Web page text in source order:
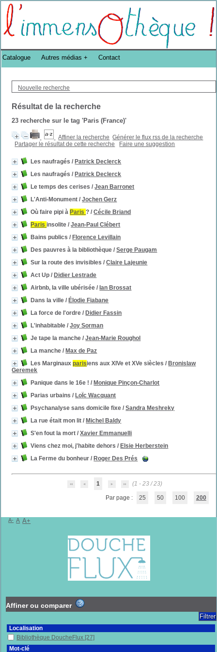
Bibliothèque DoucheFLUX Bibliotheek -->
Nouvelle recherche
Résultat de la recherche
23 recherche sur le tag'Paris (France)'
Affiner la recherche Générer le flux rss de la recherche
Partager le résultat de cette recherche
Faire une suggestion
Les naufragés / Patrick Declerck
Les naufragés / Patrick Declerck
Le temps des cerises /Jean Barronet
L'Anti-Monument /Jochen Gerz
Où faire pipi à Paris? /Cécile Briand
Paris insolite /Jean-Paul Clébert
Bains publics / Florence Levillain
Des pauvres à la bibliothèque /Serge Paugam
Sur la route des invisibles /Claire Lajeunie
Act Up / Didier Lestrade
Airbnb, la ville ubérisée / Ian Brossat
Dans la ville / Élodie Fiabane
La force de l'ordre / Didier Fassin
L'inhabitable /Joy Sorman
Je tape la manche /Jean-Marie Roughol
La manche / Max de Paz
Les Marginauxparisiens aux XIVe et XVe siècles / Bronislaw
Geremek
Panique dans le 16e ! / Monique Pinçon-Charlot
Parias urbains / LoÏc Wacquant
Psychanalyse sans domicile fixe /Sandra Meshreky
La rue était mon lit / Michel Baldy
S'en fout la mort /Xavier Emmanuelli
Viens chez moi, j'habite dehors / Elsie Herberstein
La Ferme du bonheur / Roger Des Prés
1 (1 - 23 / 23)
Par page : 25 50 100 200
Catalogue Autres médias Contact
A- A A+
Affiner ou comparer
Localisation
Bibliothèque DoucheFlux [27]
Mot-clé